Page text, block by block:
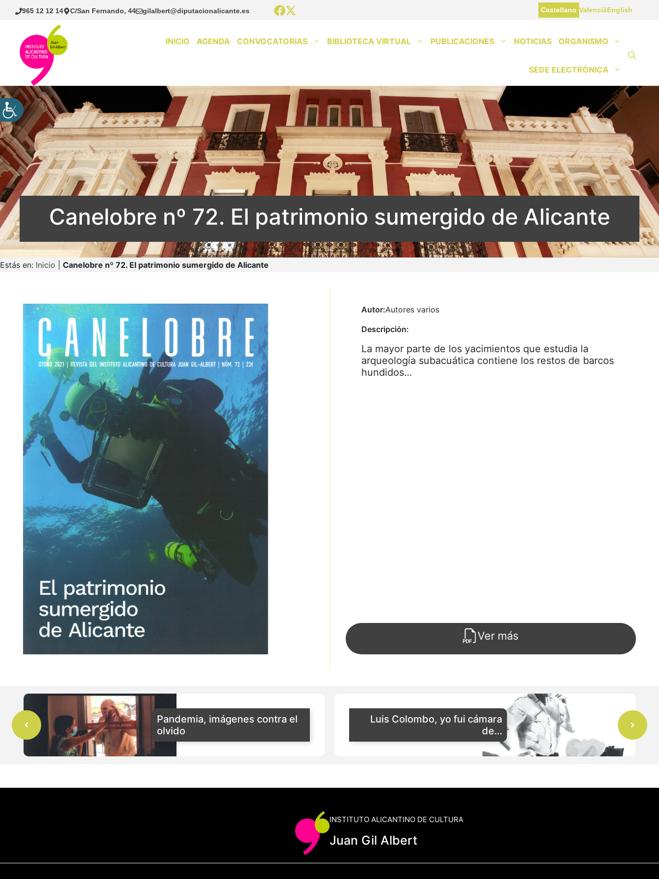
Saltar
965 12 12 14 C/San Fernando, 44 gilalbert@diputacionalicante.es Castellano ValenciàEnglish
INICIO AGENDA CONVOCATORIAS BIBLIOTECA VIRTUAL PUBLICACIONES NOTICIAS ORGANISMO
SEDE ELECTRÓNICA
Canelobre nº 72. El patrimonio sumergido de Alicante
Estás en: Inicio Canelobre nº 72. El patrimonio sumergido de Alicante
Autor:Autores varios
Descripción:
La mayor parte de los yacimientos que estudia la
arqueología subacuática contiene los restos de barcos
hundidos…
Ver más
Pandemia, imágenes contra el
olvido
Luis Colombo, yo fui cámara
de…
INSTITUTO ALICANTINO DE CULTURA
Juan Gil Albert